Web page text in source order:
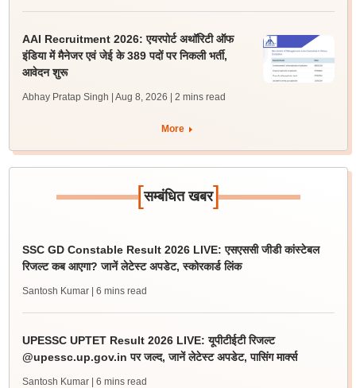
AAI Recruitment 2026: एयरपोर्ट अथॉरिटी ऑफ
इंडिया में मैनेजर एवं जेई के 389 पदों पर निकली भर्ती,
आवेदन शुरू
Abhay Pratap Singh | Aug 8, 2026 | 2 mins read
More
[सम्बंधित खबर]
SSC GD Constable Result 2026 LIVE: एसएससी जीडी कांस्टेबल
रिजल्ट कब आएगा? जानें लेटेस्ट अपडेट, स्कोरकार्ड लिंक
Santosh Kumar | 6 mins read
UPESSC UPTET Result 2026 LIVE: यूपीटीईटी रिजल्ट
@upessc.up.gov.in पर जल्द, जानें लेटेस्ट अपडेट, पासिंग मार्क्स
Santosh Kumar | 6 mins read